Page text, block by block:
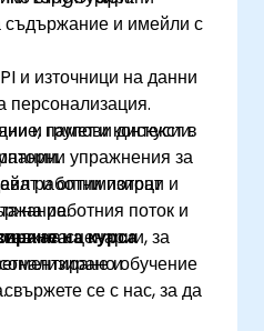
съдържание и имейли с
и източници на данни
персонализация.
памет и контекст в
и оптимизират
на работния поток и
и групови дискусии.
упражнения за
работни потоци и
на сценарии, за
и
на курса
обучение
се с нас, за да